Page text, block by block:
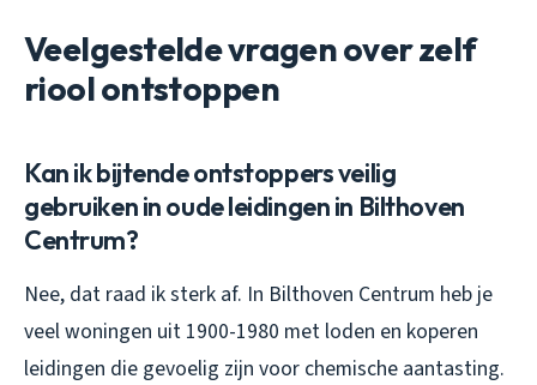
Veelgestelde vragen over zelf
riool ontstoppen
Kan ik bijtende ontstoppers veilig
gebruiken in oude leidingen in Bilthoven
Centrum?
Nee, dat raad ik sterk af. In Bilthoven Centrum heb je
veel woningen uit 1900-1980 met loden en koperen
leidingen die gevoelig zijn voor chemische aantasting.